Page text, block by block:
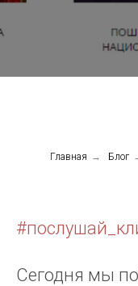
Главная → Блог
Сегодня мы